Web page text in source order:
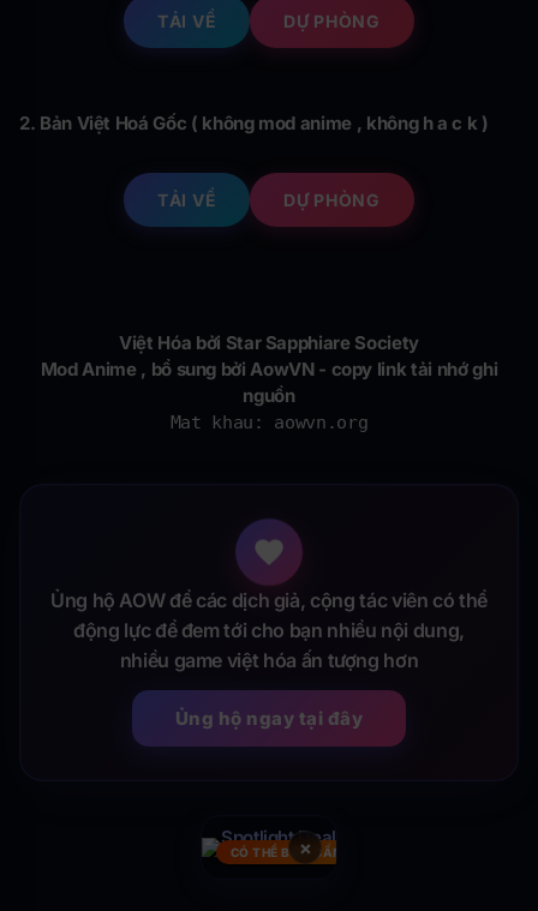
TẢI VỀ DỰ PHÒNG
2. Bản Việt Hoá Gốc ( không mod anime , không h a c k )
TẢI VỀ DỰ PHÒNG
Việt Hóa bởi Star Sapphiare Society
Mod Anime , bổ sung bởi AowVN - copy link tải nhớ ghi
nguồn
Mat khau: aowvn.org
Ủng hộ AOW để các dịch giả, cộng tác viên có thể
động lực để đem tới cho bạn nhiều nội dung,
nhiều game việt hóa ấn tượng hơn
Ủng hộ ngay tại đây
×
CÓ THỂ BẠN CẦN